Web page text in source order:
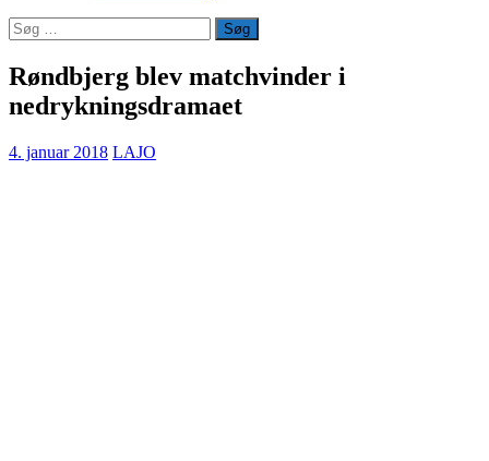
Søg
efter:
Røndbjerg blev matchvinder i
nedrykningsdramaet
4. januar 2018 LAJO